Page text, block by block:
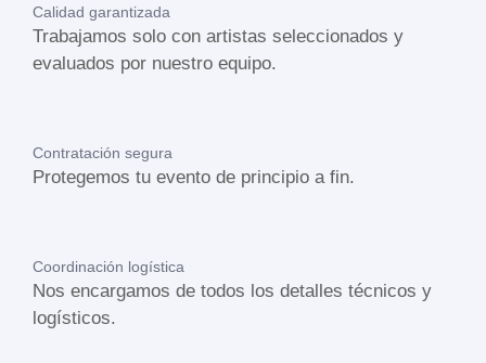
Calidad garantizada
Trabajamos solo con artistas seleccionados y
evaluados por nuestro equipo.
Contratación segura
Protegemos tu evento de principio a fin.
Coordinación logística
Nos encargamos de todos los detalles técnicos y
logísticos.